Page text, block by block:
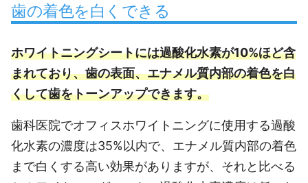
歯の着色を白くできる
ホワイトニングシートには過酸化水素が10%ほど含
まれており、歯の表面、エナメル質内部の着色を白
くして歯をトーンアップできます。
歯科医院でオフィスホワイトニングに使用する過酸
化水素の濃度は35%以内で、エナメル質内部の着色
まで白くする高い効果がありますが、それと比べる